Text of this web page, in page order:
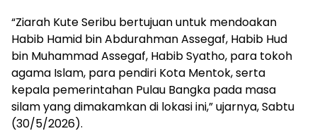
“Ziarah Kute Seribu bertujuan untuk mendoakan
Habib Hamid bin Abdurahman Assegaf, Habib Hud
bin Muhammad Assegaf, Habib Syatho, para tokoh
agama Islam, para pendiri Kota Mentok, serta
kepala pemerintahan Pulau Bangka pada masa
silam yang dimakamkan di lokasi ini,” ujarnya, Sabtu
(30/5/2026).